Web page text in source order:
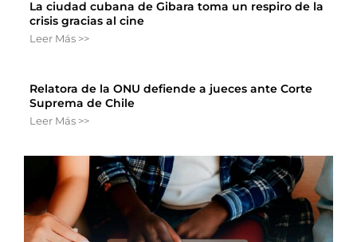
La ciudad cubana de Gibara toma un respiro de la
crisis gracias al cine
Leer Más >>
Relatora de la ONU defiende a jueces ante Corte
Suprema de Chile
Leer Más >>